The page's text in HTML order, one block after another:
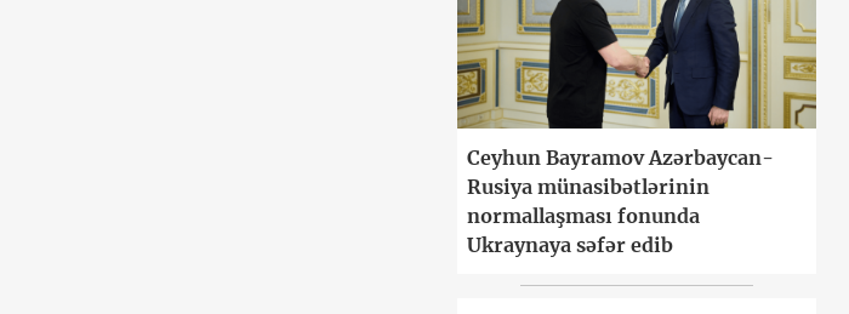
Ceyhun Bayramov Azərbaycan-
Rusiya münasibətlərinin
normallaşması fonunda
Ukraynaya səfər edib